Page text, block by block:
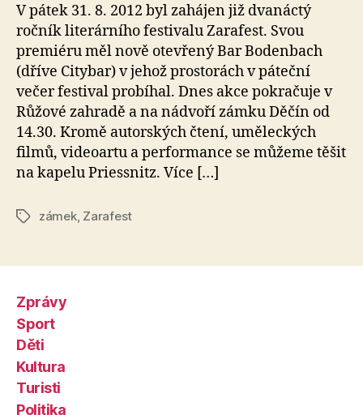
V pátek 31. 8. 2012 byl zahájen již dvanáctý
ročník literárního festivalu Zarafest. Svou
premiéru měl nově otevřený Bar Bodenbach
(dříve Citybar) v jehož prostorách v páteční
večer festival probíhal. Dnes akce pokračuje v
Růžové zahradě a na nádvoří zámku Děčín od
14.30. Kromě autorských čtení, uměleckých
filmů, videoartu a performance se můžeme těšit
na kapelu Priessnitz. Více […]
Štítkyzámek, Zarafest
Zprávy
Sport
Děti
Kultura
Turisti
Politika